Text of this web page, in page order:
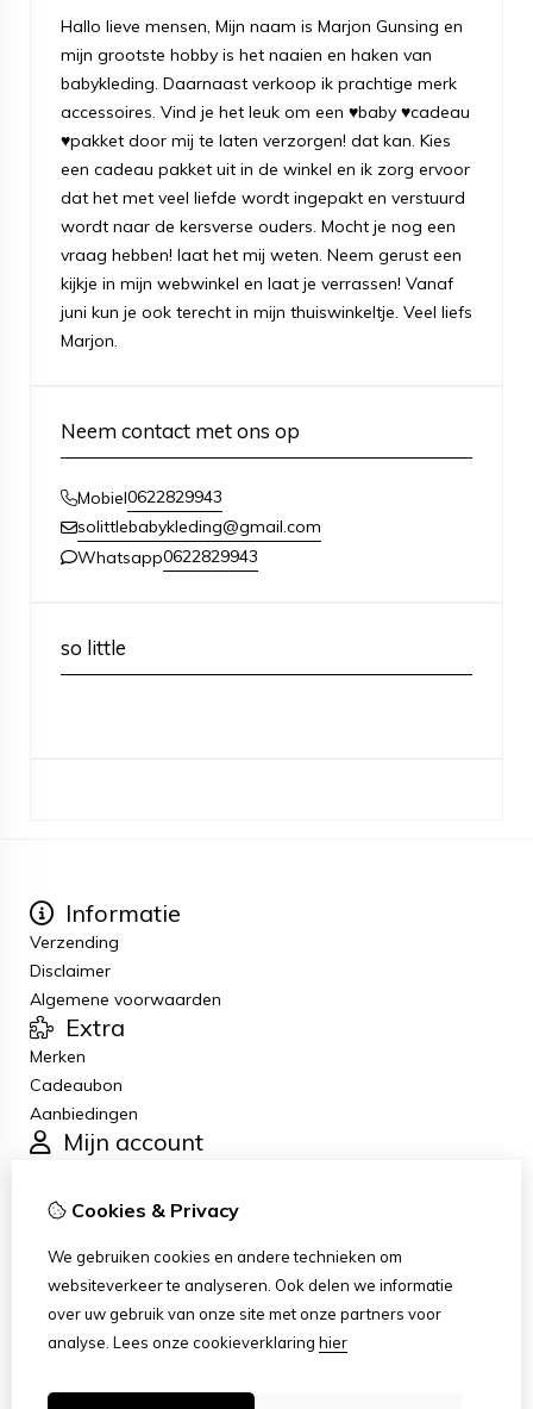
Hallo lieve mensen, Mijn naam is Marjon Gunsing en
mijn grootste hobby is het naaien en haken van
babykleding. Daarnaast verkoop ik prachtige merk
accessoires. Vind je het leuk om een ♥baby ♥cadeau
♥pakket door mij te laten verzorgen! dat kan. Kies
een cadeau pakket uit in de winkel en ik zorg ervoor
dat het met veel liefde wordt ingepakt en verstuurd
wordt naar de kersverse ouders. Mocht je nog een
vraag hebben! laat het mij weten. Neem gerust een
kijkje in mijn webwinkel en laat je verrassen! Vanaf
juni kun je ook terecht in mijn thuiswinkeltje. Veel liefs
Marjon.
Neem contact met ons op
Mobiel0622829943
solittlebabykleding@gmail.com
Whatsapp0622829943
so little
Informatie
Verzending
Disclaimer
Algemene voorwaarden
Extra
Merken
Cadeaubon
Aanbiedingen
Mijn account
Bestelhistorie
Klantenservice
Contact
Retourneren
Sitemap
Cookies & Privacy
We gebruiken cookies en andere technieken om
websiteverkeer te analyseren. Ook delen we informatie
over uw gebruik van onze site met onze partners voor
analyse. Lees onze cookieverklaring hier